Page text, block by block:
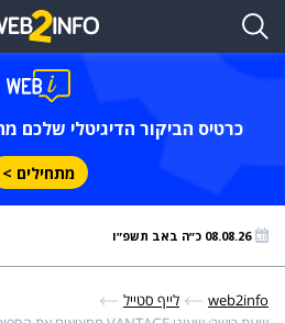
כרטיס הביקור הדיגיטלי
מתחילים >
08.08.26 כ״ה באב תשפ״ו
web2info
לייף סטייל